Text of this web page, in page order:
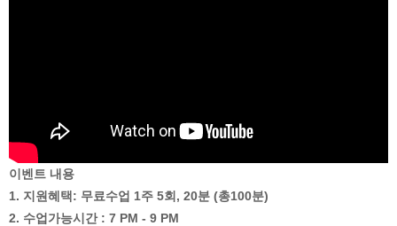
이벤트 내용
1. 지원혜택: 무료수업 1주 5회, 20분 (총100분)
2. 수업가능시간 : 7 PM - 9 PM